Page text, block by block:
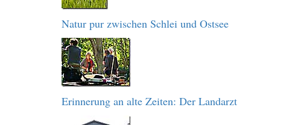
Natur pur zwischen Schlei und Ostsee
Erinnerung an alte Zeiten: Der Landarzt